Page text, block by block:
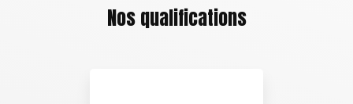
Nos qualifications